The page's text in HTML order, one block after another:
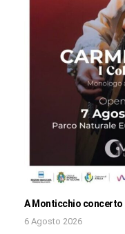
A Monticchio concerto
6 Agosto 2026